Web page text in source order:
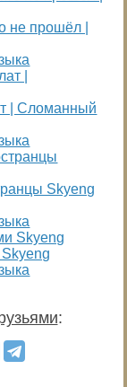
не прошёл |
| Сломанный
Skyeng
: